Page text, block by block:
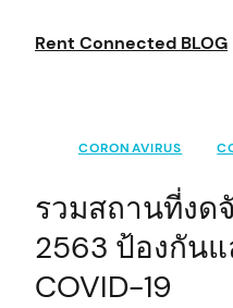
Rent Connected BLOG
CORONAVIRUS
รวมสถานที่งด
2563 ป้องกัน
COVID-19